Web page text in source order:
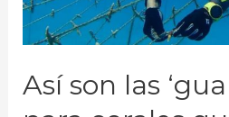
Así son las